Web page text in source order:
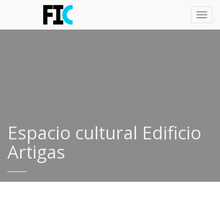
Espacio cultural Edificio
Artigas